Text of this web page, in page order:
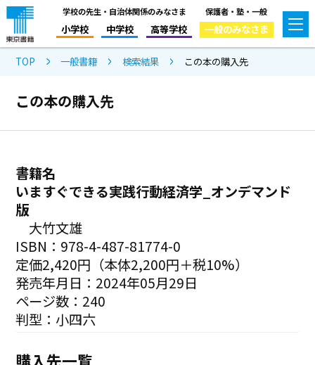
学校の先生・自治体関係のみなさま
小学校 中学校 高等学校
保護者・塾・一般
一般のみなさま
TOP 一般書籍 検索結果 この本の購入先
この本の購入先
書籍名
いますぐできる実践行動経済学_オンデマンド
版
大竹文雄
ISBN：978-4-487-81774-0
定価2,420円（本体2,200円＋税10%）
発売年月日：2024年05月29日
ページ数：240
判型：小四六
購入先一覧